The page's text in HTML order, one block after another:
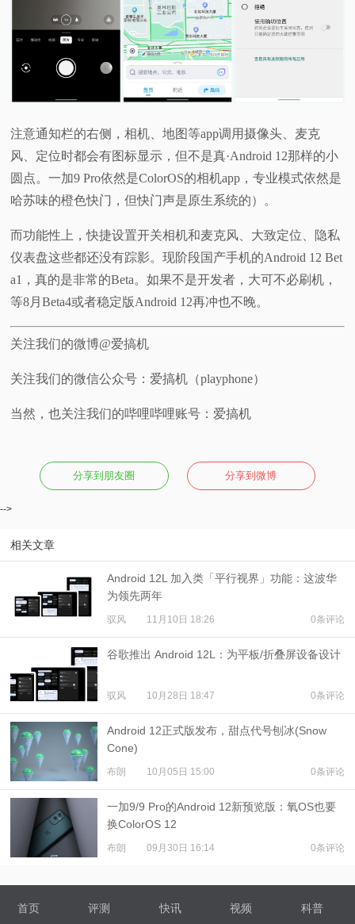
注意通知栏的右侧，相机、地图等app调用摄像头、麦克
风、定位时都会有图标显示，但不是真·Android 12那样的小
圆点。一加9 Pro依然是ColorOS的相机app，专业模式依然是
哈苏味的橙色快门，但快门声是原生系统的）。
而功能性上，快捷设置开关相机和麦克风、大致定位、隐私
仪表盘这些都还没有踪影。现阶段国产手机的Android 12 Bet
a1，真的是非常的Beta。如果不是开发者，大可不必刷机，
等8月Beta4或者稳定版Android 12再冲也不晚。
关注我们的微博@爱搞机
关注我们的微信公众号：爱搞机（playphone）
当然，也关注我们的哔哩哔哩账号：爱搞机
分享到朋友圈 分享到微博
-->
相关文章
Android 12L 加入类「平行视界」功能：这波华
为领先两年
驭风 11月10日 18:26 0条评论
谷歌推出 Android 12L：为平板/折叠屏设备设计
驭风 10月28日 18:47 0条评论
Android 12正式版发布，甜点代号刨冰(Snow
Cone)
布朗 10月05日 15:00 0条评论
一加9/9 Pro的Android 12新预览版：氧OS也要
换ColorOS 12
布朗 09月30日 16:14 0条评论
首页 评测 快讯 视频 科普